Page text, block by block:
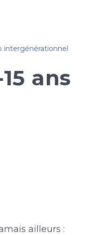
intergénérationnel
ans
ailleurs :